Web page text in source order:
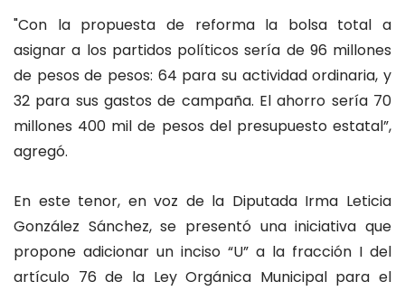
"Con la propuesta de reforma la bolsa total a
asignar a los partidos políticos sería de 96 millones
de pesos de pesos: 64 para su actividad ordinaria, y
32 para sus gastos de campaña. El ahorro sería 70
millones 400 mil de pesos del presupuesto estatal”,
agregó.
En este tenor, en voz de la Diputada Irma Leticia
González Sánchez, se presentó una iniciativa que
propone adicionar un inciso “U” a la fracción I del
artículo 76 de la Ley Orgánica Municipal para el